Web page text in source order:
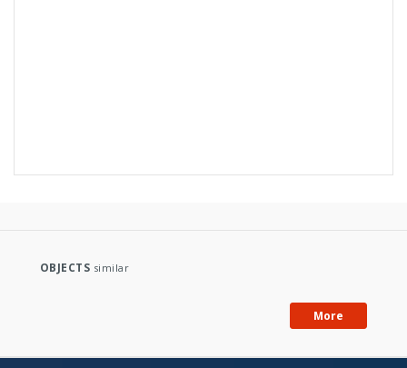
OBJECTS similar
More